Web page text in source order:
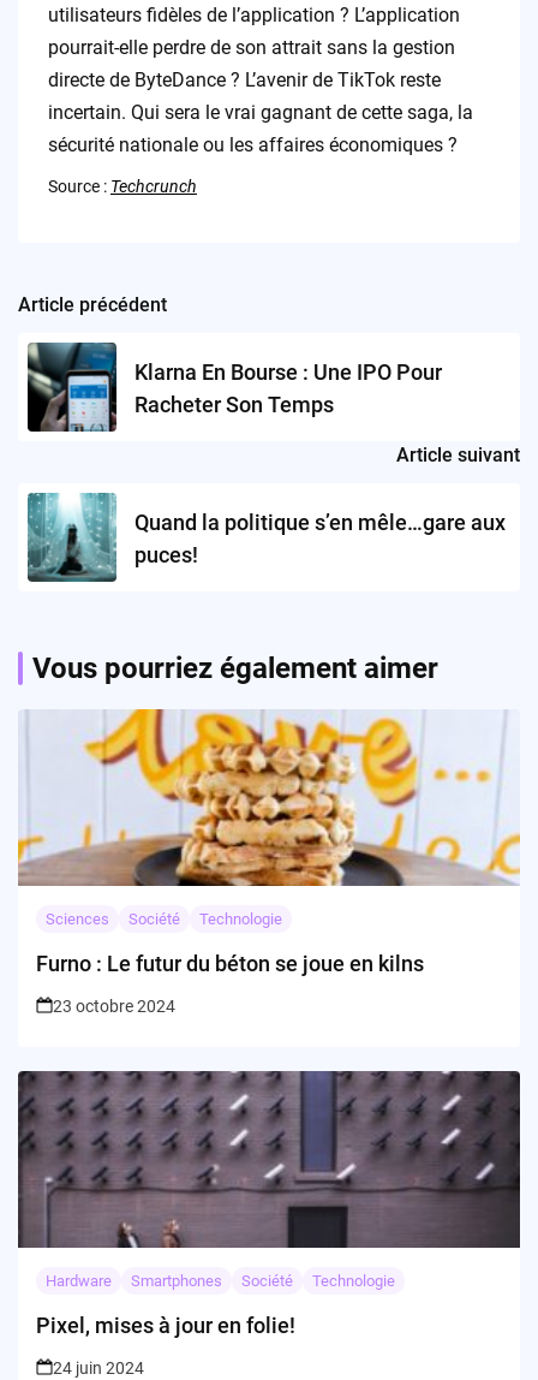
utilisateurs fidèles de l’application ? L’application
pourrait-elle perdre de son attrait sans la gestion
directe de ByteDance ? L’avenir de TikTok reste
incertain. Qui sera le vrai gagnant de cette saga, la
sécurité nationale ou les affaires économiques ?
Source : Techcrunch
Post
navigation
Article précédent
Klarna En Bourse : Une IPO Pour
Racheter Son Temps
Article suivant
Quand la politique s’en mêle…gare aux
puces!
Vous pourriez également aimer
Sciences Société Technologie
Furno : Le futur du béton se joue en kilns
23 octobre 2024
Hardware Smartphones Société Technologie
Pixel, mises à jour en folie!
24 juin 2024